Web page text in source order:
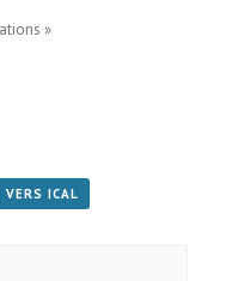
»
VERS ICAL